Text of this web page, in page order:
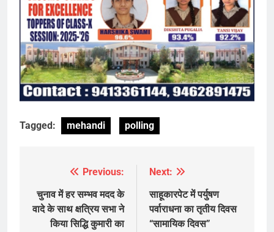
Tagged: mehandi polling
navigation
Previous:
चुनाव में हर सम्भव मदद के
वादे के साथ क्षत्रिय सभा ने
किया सिद्धि कुमारी का
Next:
साहूकारपेट में पर्युषण
पर्वाराधना का तृतीय दिवस
“सामायिक दिवस”